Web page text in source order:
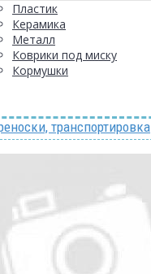
Пластик
Керамика
Металл
Коврики под миску
Кормушки
транспортировка